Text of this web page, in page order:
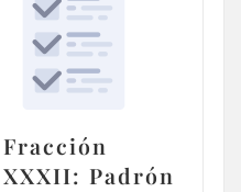
Fracción
XXXII: Padrón